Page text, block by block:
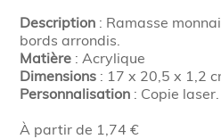
À partir de 1,74 €
Description : Ramasse
bords arrondis.
Matière : Acrylique
Dimensions : 17 x 20,5 x 1,2
Personnalisation : Copie laser.